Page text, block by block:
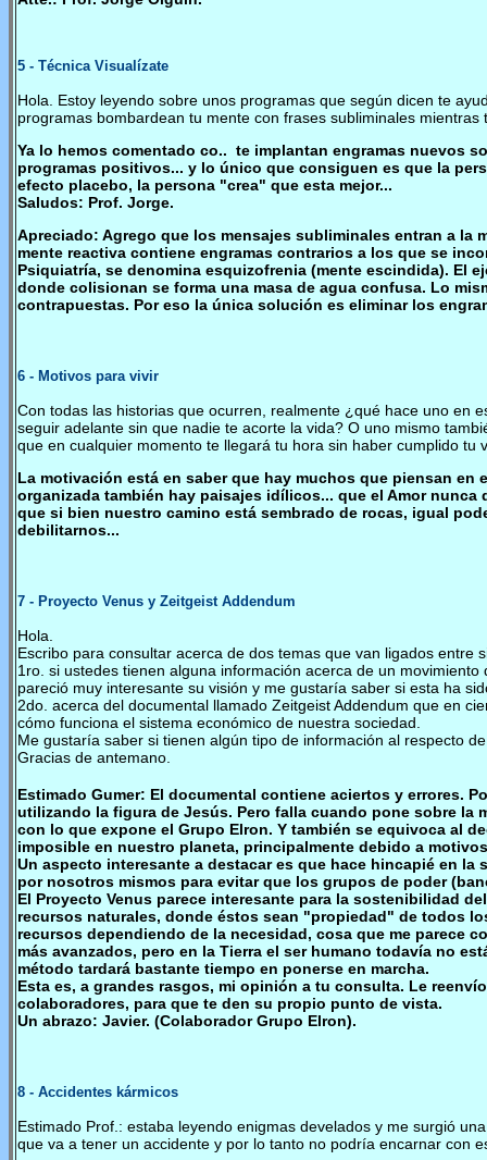
5 - Técnica Visualízate
Hola. Estoy leyendo sobre unos programas que según dicen te
programas bombardean tu mente con frases subliminales
Ya lo hemos comentado co.. te implantan engramas nuevos
programas positivos... y lo único que consiguen es que la
efecto placebo, la persona "crea" que esta mejor...
Saludos: Prof. Jorge.
Apreciado: Agrego que los mensajes subliminales entran a la
mente reactiva contiene engramas contrarios a los que se
Psiquiatría, se denomina esquizofrenia (mente escindida). El
donde colisionan se forma una masa de agua confusa. Lo
contrapuestas. Por eso la única solución es eliminar los
6 - Motivos para vivir
Con todas las historias que ocurren, realmente ¿qué hace uno en
seguir adelante sin que nadie te acorte la vida? O uno mismo
que en cualquier momento te llegará tu hora sin haber cumplido tu
La motivación está en saber que hay muchos que piensan
organizada también hay paisajes idílicos... que el Amor
que si bien nuestro camino está sembrado de rocas, igual
debilitarnos...
7 - Proyecto Venus y Zeitgeist Addendum
Hola.
Escribo para consultar acerca de dos temas que van ligados entre
1ro. si ustedes tienen alguna información acerca de un
pareció muy interesante su visión y me gustaría saber si esta ha
2do. acerca del documental llamado Zeitgeist Addendum que en
cómo funciona el sistema económico de nuestra sociedad.
Me gustaría saber si tienen algún tipo de información al respecto
Gracias de antemano.
Estimado Gumer: El documental contiene aciertos y errores.
utilizando la figura de Jesús. Pero falla cuando pone sobre la
con lo que expone el Grupo Elron. Y también se equivoca al
imposible en nuestro planeta, principalmente debido a
Un aspecto interesante a destacar es que hace hincapié en
por nosotros mismos para evitar que los grupos de poder
El Proyecto Venus parece interesante para la sostenibilidad
recursos naturales, donde éstos sean "propiedad" de todos
recursos dependiendo de la necesidad, cosa que me parece
más avanzados, pero en la Tierra el ser humano todavía no
método tardará bastante tiempo en ponerse en marcha.
Esta es, a grandes rasgos, mi opinión a tu consulta. Le
colaboradores, para que te den su propio punto de vista.
Un abrazo: Javier. (Colaborador Grupo Elron).
8 - Accidentes kármicos
Estimado Prof.: estaba leyendo enigmas develados y me surgió
que va a tener un accidente y por lo tanto no podría encarnar con